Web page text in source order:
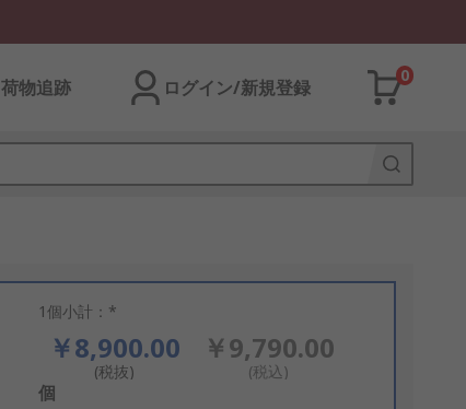
荷物追跡 ログイン/新規登録
0
1個小計：*
￥8,900.00
(税抜)
￥9,790.00
(税込)
Add
個